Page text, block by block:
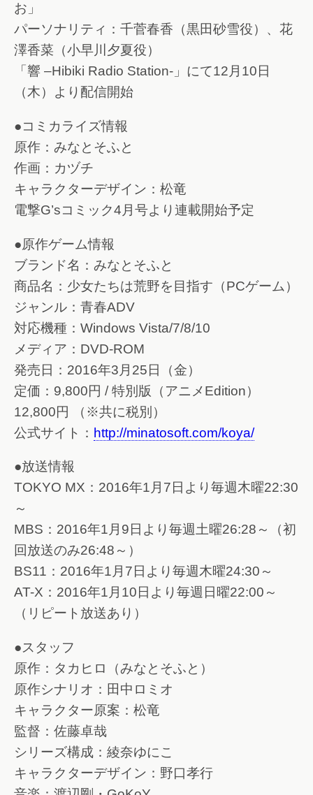
お」
パーソナリティ：千菅春香（黒田砂雪役）、花
澤香菜（小早川夕夏役）
「響 –Hibiki Radio Station-」にて12月10日
（木）より配信開始
●コミカライズ情報
原作：みなとそふと
作画：カヅチ
キャラクターデザイン：松竜
電撃G’sコミック4月号より連載開始予定
●原作ゲーム情報
ブランド名：みなとそふと
商品名：少女たちは荒野を目指す（PCゲーム）
ジャンル：青春ADV
対応機種：Windows Vista/7/8/10
メディア：DVD-ROM
発売日：2016年3月25日（金）
定価：9,800円 / 特別版（アニメEdition）
12,800円 （※共に税別）
公式サイト： http://minatosoft.com/koya/
●放送情報
TOKYO MX：2016年1月7日より毎週木曜22:30
～
MBS：2016年1月9日より毎週土曜26:28～（初
回放送のみ26:48～）
BS11：2016年1月7日より毎週木曜24:30～
AT-X：2016年1月10日より毎週日曜22:00～
（リピート放送あり）
●スタッフ
原作：タカヒロ（みなとそふと）
原作シナリオ：田中ロミオ
キャラクター原案：松竜
監督：佐藤卓哉
シリーズ構成：綾奈ゆにこ
キャラクターデザイン：野口孝行